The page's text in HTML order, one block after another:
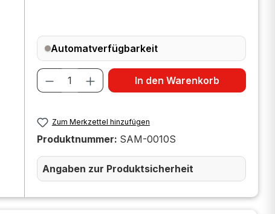
Automatverfügbarkeit
Produkt Anzahl: Gib den
In den Warenkorb
Zum Merkzettel hinzufügen
Produktnummer: SAM-0010S
Angaben zur Produktsicherheit